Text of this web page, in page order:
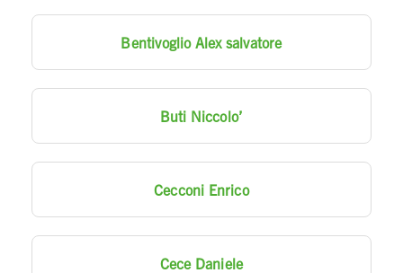
Bentivoglio Alex salvatore
Buti Niccolo’
Cecconi Enrico
Cece Daniele